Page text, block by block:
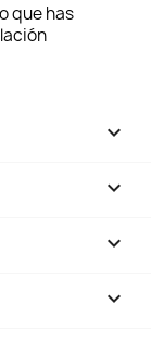
que has



keyboard_arrow_down